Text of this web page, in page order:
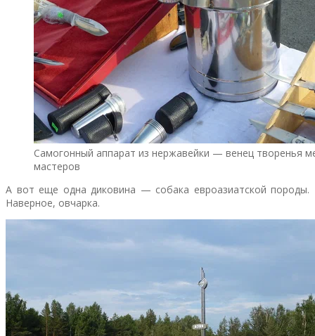
Самогонный аппарат из нержавейки — венец творенья
мастеров
А вот еще одна диковина — собака евроазиатской породы.
Наверное, овчарка.